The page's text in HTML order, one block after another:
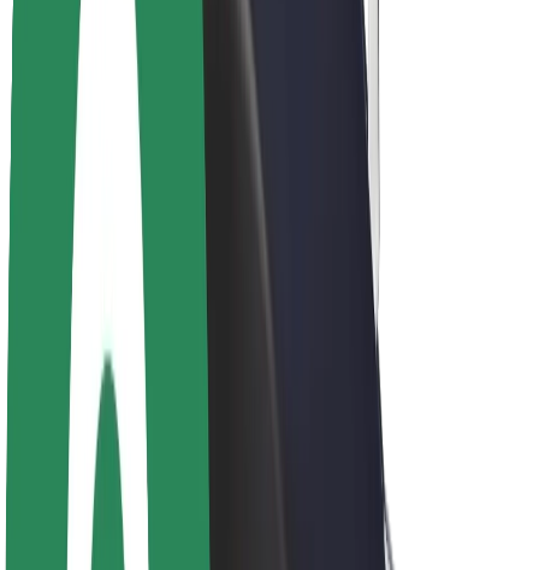
Trabajá con nosotros
Acerca de Bolt
Sostenibilidad en Bolt
Project Zero
Blog
Sala de prensa
Directrices de la marca
Misión
Relación con inversores
Liderazgo
Marca
Medios
Fondo Urbano
Seguridad